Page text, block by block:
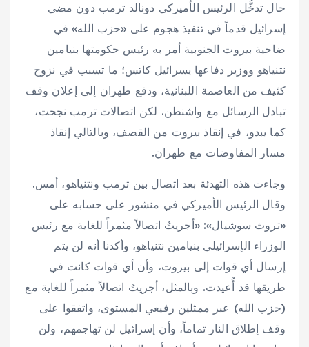
حال تدخُّل الرئيس الأميركي دونالد ترمب دون مضي
إسرائيل قدماً في تنفيذ هجوم على «حزب الله» في
ضاحية بيروت الجنوبية أمر به رئيس حكومتها بنيامين
نتنياهو ووزير دفاعها يسرائيل كاتس؛ ما تسبب في نزوح
كثيف من العاصمة اللبنانية، ودفع طهران إلى إعلان وقف
تبادل الرسائل مع واشنطن. لكن اتصالات ترمب نجحت،
كما يبدو، في إنقاذ بيروت من القصف، وبالتالي إنقاذ
مسار المفاوضات مع طهران.
وجاءت هذه التهدئة بعد اتصال بين ترمب ونتنياهو، أمس.
وقال الرئيس الأميركي في منشور على حسابه على
«تروث سوشيال»: «أجريتُ اتصالاً مثمراً للغاية مع رئيس
الوزراء الإسرائيلي بنيامين نتنياهو، وأكدنا أنه لن يتم
إرسال أي قوات إلى بيروت، وأن أي قوات كانت في
طريقها قد أُعيدت. وبالمثل، أجريتُ اتصالاً مثمراً للغاية مع
(حزب الله) عبر ممثلين رفيعي المستوى، واتفقوا على
وقف إطلاق النار تماماً، وأن إسرائيل لن تهاجمهم، ولن